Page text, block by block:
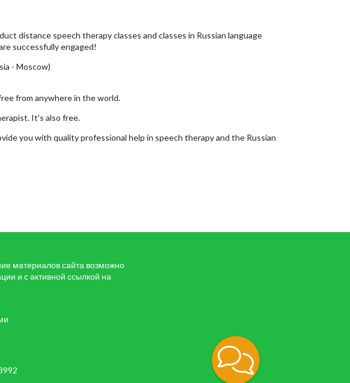
distance speech therapy classes and classes in Russian language
successfully engaged!
- Moscow)
from anywhere in the world.
It's also free.
you with quality professional help in speech therapy and the Russian
материалов сайта возможно
и с активной ссылкой на